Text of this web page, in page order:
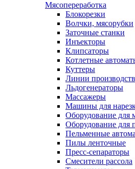
Мясопереработка
Блокорезки
Волчки, мясорубки
Заточные станки
Инъекторы
Клипсаторы
Котлетные
Куттеры
Линии
Льдогенераторы
Массажеры
Машины для
Оборудование для
Оборудование для
Пельменные
Пилы ленточные
Пресс-сепараторы
Смесители рассола